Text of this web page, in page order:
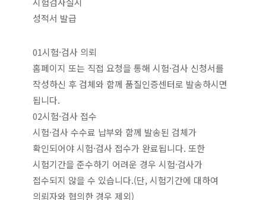
성적서 발급
01시험·검사 의뢰
홈페이지 또는 직접 요청을 통해 시험·검사 신청서를
작성하신 후 검체와 함께 품질인증센터로 발송하시면
됩니다.
02시험·검사 접수
시험·검사 수수료 납부와 함께 발송된 검체가
확인되어야 시험·검사 접수가 완료됩니다. 또한
시험기간을 준수하기 어려운 경우 시험·검사가
접수되지 않을 수 있습니다.(단, 시험기간에 대하여
의뢰자와 협의한 경우 제외)